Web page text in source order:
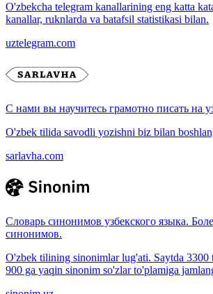
O'zbekcha telegram kanallarining eng katta
kanallar, ruknlarda va batafsil statistikasi bilan.
uztelegram.com
С нами вы научитесь грамотно писать на
O'zbek tilida savodli yozishni biz bilan
sarlavha.com
Словарь синонимов узбекского языка.
синонимов.
O'zbek tilining sinonimlar lug'ati. Saytda 3300
900 ga yaqin sinonim so'zlar to'plamiga